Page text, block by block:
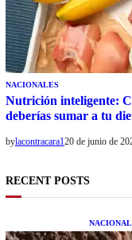
NACIONALES
Nutrición inteligente:
deberías sumar a tu
bylacontracara120 de junio de
RECENT POSTS